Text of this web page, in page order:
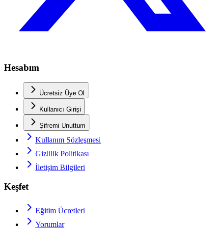
Hesabım
Ücretsiz Üye Ol
Kullanıcı Girişi
Şifremi Unuttum
Kullanım Sözleşmesi
Gizlilik Politikası
İletişim Bilgileri
Keşfet
Eğitim Ücretleri
Yorumlar